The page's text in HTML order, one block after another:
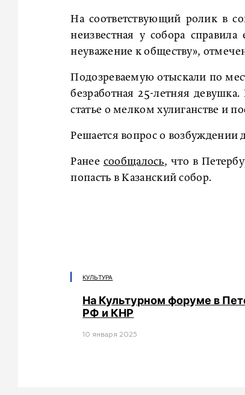
На соответствующий ролик в
неизвестная у собора
неуважение к обществу»,
Подозреваемую отыскали по
безработная 25-летняя
статье о мелком хулиганстве и
Решается вопрос о возбуждении
Ранее сообщалось, что в
попасть в Казанский собор.
КУЛЬТУРА
На Культурном форуме в
РФ и КНР
10 января 2025